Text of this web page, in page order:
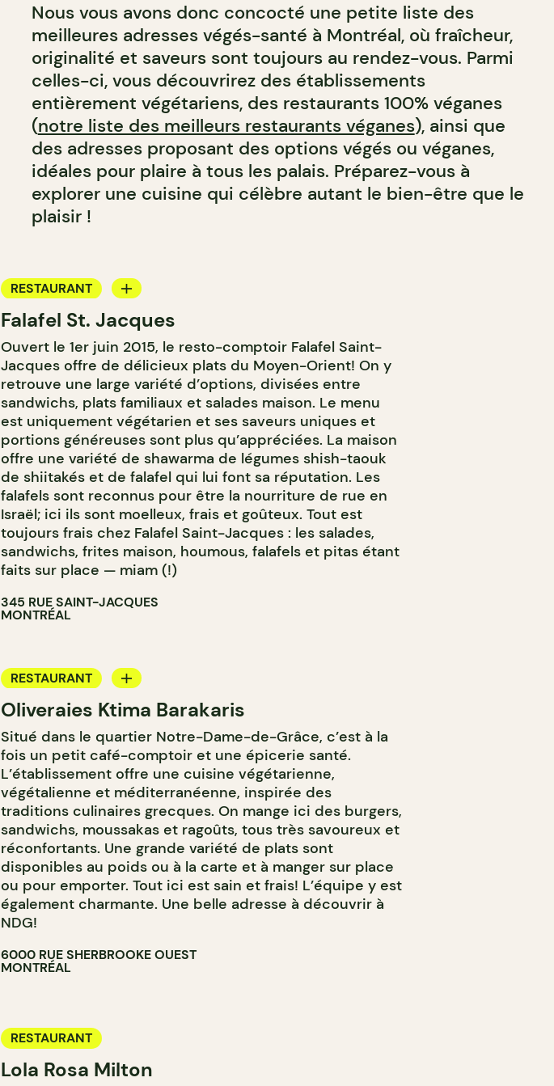
Nous vous avons donc concocté une petite liste des
meilleures adresses végés-santé à Montréal, où fraîcheur,
originalité et saveurs sont toujours au rendez-vous. Parmi
celles-ci, vous découvrirez des établissements
entièrement végétariens, des restaurants 100% véganes
(notre liste des meilleurs restaurants véganes), ainsi que
des adresses proposant des options végés ou véganes,
idéales pour plaire à tous les palais. Préparez-vous à
explorer une cuisine qui célèbre autant le bien-être que le
plaisir !
RESTAURANT
ÉPICERIE / DEP
COMPTOIR
Falafel St. Jacques
Ouvert le 1er juin 2015, le resto-comptoir Falafel Saint-
Jacques offre de délicieux plats du Moyen-Orient! On y
retrouve une large variété d’options, divisées entre
sandwichs, plats familiaux et salades maison. Le menu
est uniquement végétarien et ses saveurs uniques et
portions généreuses sont plus qu’appréciées. La maison
offre une variété de shawarma de légumes shish-taouk
de shiitakés et de falafel qui lui font sa réputation. Les
falafels sont reconnus pour être la nourriture de rue en
Israël; ici ils sont moelleux, frais et goûteux. Tout est
toujours frais chez Falafel Saint-Jacques : les salades,
sandwichs, frites maison, houmous, falafels et pitas étant
faits sur place — miam (!)
345 RUE SAINT-JACQUES
MONTRÉAL
RESTAURANT
ÉPICERIE / DEP
COMPTOIR
Oliveraies Ktima Barakaris
Situé dans le quartier Notre-Dame-de-Grâce, c’est à la
fois un petit café-comptoir et une épicerie santé.
L’établissement offre une cuisine végétarienne,
végétalienne et méditerranéenne, inspirée des
traditions culinaires grecques. On mange ici des burgers,
sandwichs, moussakas et ragoûts, tous très savoureux et
réconfortants. Une grande variété de plats sont
disponibles au poids ou à la carte et à manger sur place
ou pour emporter. Tout ici est sain et frais! L’équipe y est
également charmante. Une belle adresse à découvrir à
NDG!
6000 RUE SHERBROOKE OUEST
MONTRÉAL
RESTAURANT
Lola Rosa Milton